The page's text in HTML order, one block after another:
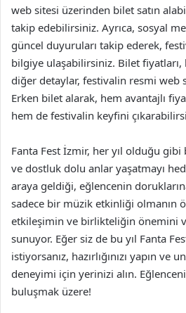
web sitesi üzerinden bilet satın
takip edebilirsiniz. Ayrıca, sosyal
güncel duyuruları takip ederek,
bilgiye ulaşabilirsiniz. Bilet fiyatları,
diğer detaylar, festivalin resmi web
Erken bilet alarak, hem avantajlı
hem de festivalin keyfini
Fanta Fest İzmir, her yıl olduğu gibi
ve dostluk dolu anlar yaşatmayı
araya geldiği, eğlencenin
sadece bir müzik etkinliği olmanın
etkileşimin ve birlikteliğin önemini
sunuyor. Eğer siz de bu yıl Fanta
istiyorsanız, hazırlığınızı yapın ve
deneyimi için yerinizi alın.
buluşmak üzere!